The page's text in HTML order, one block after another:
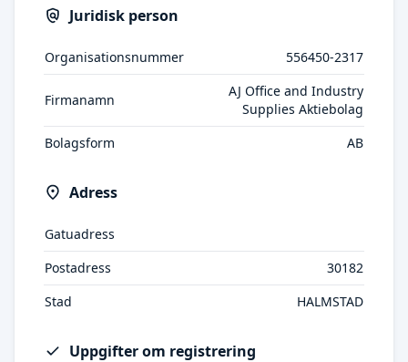
Juridisk person
Organisationsnummer 556450-2317
Firmanamn
AJ Office and Industry
Supplies Aktiebolag
Bolagsform
AB
Adress
Gatuadress
Postadress
30182
Stad
HALMSTAD
Uppgifter om registrering